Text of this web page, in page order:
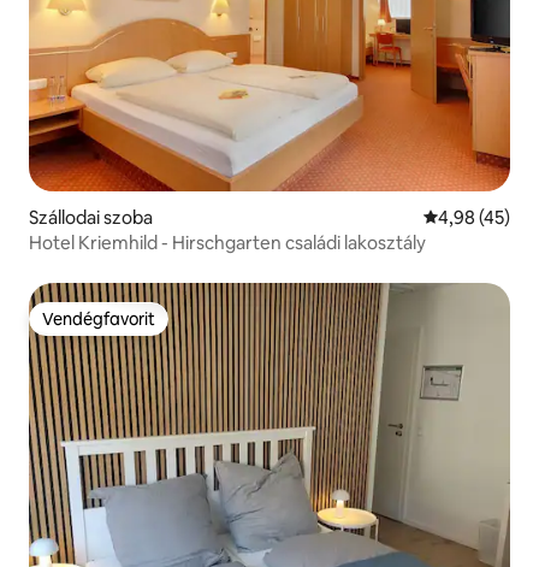
Szállodai szoba Átlagos
4,98 (45)
Hotel Kriemhild - Hirschgarten családi lakosztály
Vendégfavorit
Vendégfavorit